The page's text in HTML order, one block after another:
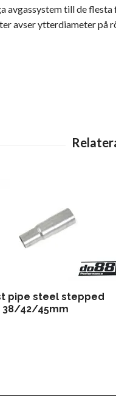
avgassystem till de
avser ytterdiameter
pipe steel stepped
38/42/45mm